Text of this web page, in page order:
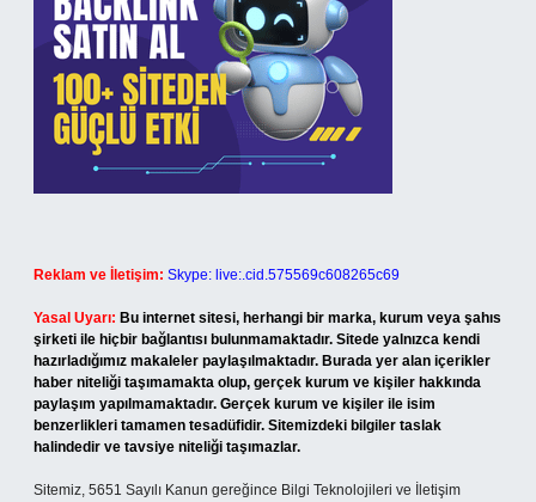
Reklam ve İletişim: Skype: live:.cid.575569c608265c69
Yasal Uyarı: Bu internet sitesi, herhangi bir marka, kurum veya şahıs
şirketi ile hiçbir bağlantısı bulunmamaktadır. Sitede yalnızca kendi
hazırladığımız makaleler paylaşılmaktadır. Burada yer alan içerikler
haber niteliği taşımamakta olup, gerçek kurum ve kişiler hakkında
paylaşım yapılmamaktadır. Gerçek kurum ve kişiler ile isim
benzerlikleri tamamen tesadüfidir. Sitemizdeki bilgiler taslak
halindedir ve tavsiye niteliği taşımazlar.
Sitemiz, 5651 Sayılı Kanun gereğince Bilgi Teknolojileri ve İletişim